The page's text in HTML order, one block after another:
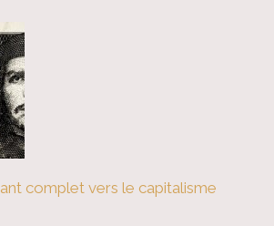
complet vers le capitalisme